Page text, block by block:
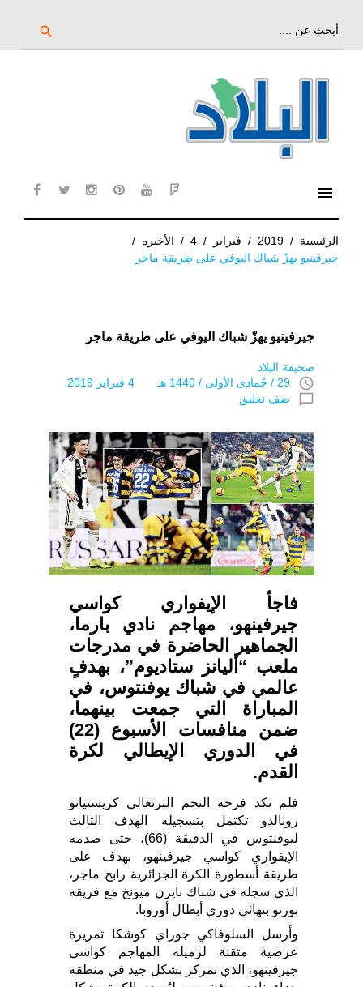
search
menu
الرئيسية /
2019
/ فبراير /
4
/ الأخيره /
جيرفينيو يهزّ شباك اليوفي على طريقة ماجر
جيرفينيو يهزّ شباك اليوفي على طريقة ماجر
صحيفة البلاد
access_time 29 / جُمادى اﻷولى / 1440 هـ 4 فبراير 2019
chat_bubble_outline ضف تعليق
فاجأ الإيفواري كواسي
جيرفينهو، مهاجم نادي بارما،
الجماهير الحاضرة في مدرجات
ملعب “أليانز ستاديوم”، بهدفٍ
عالمي في شباك يوفنتوس، في
المباراة التي جمعت بينهما،
ضمن منافسات الأسبوع (22)
في الدوري الإيطالي لكرة
القدم.
فلم تكد فرحة النجم البرتغالي كريستيانو
رونالدو تكتمل بتسجيله الهدف الثالث
ليوفنتوس في الدقيقة (66)، حتى صدمه
الإيفواري كواسي جيرفينهو، بهدف على
طريقة أسطورة الكرة الجزائرية رابح ماجر،
الذي سجله في شباك بايرن ميونخ مع فريقه
بورتو بنهائي دوري أبطال أوروبا.
وأرسل السلوفاكي جوراي كوشكا تمريرة
عرضية متقنة لزميله المهاجم كواسي
جيرفينهو، الذي تمركز بشكل جيد في منطقة